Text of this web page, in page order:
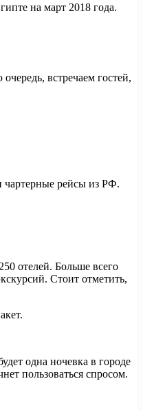
на март 2018 года.
встречаем гостей,
чартерные рейсы из РФ.
отелей. Больше всего
Стоит отметить,
одна ночевка в городе
пользоваться спросом.